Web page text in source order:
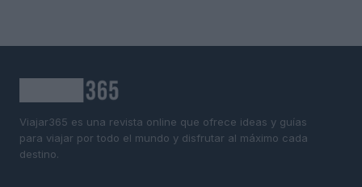
Viajar365 es una revista online que ofrece ideas y guías
para viajar por todo el mundo y disfrutar al máximo cada
destino.